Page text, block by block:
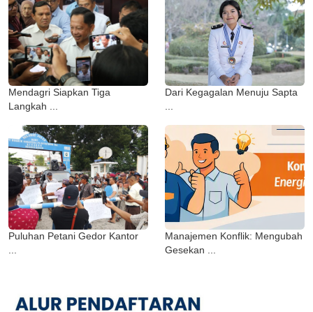
Mendagri Siapkan Tiga
Langkah ...
Dari Kegagalan Menuju Sapta
Puluhan Petani Gedor Kantor
Manajemen Konflik: Mengubah
Gesekan ...